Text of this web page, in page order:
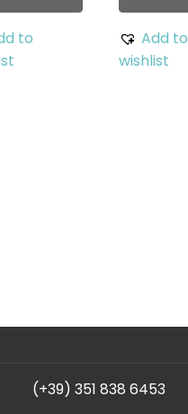
to
Add to
wishlist
(+39) 351 838 6453